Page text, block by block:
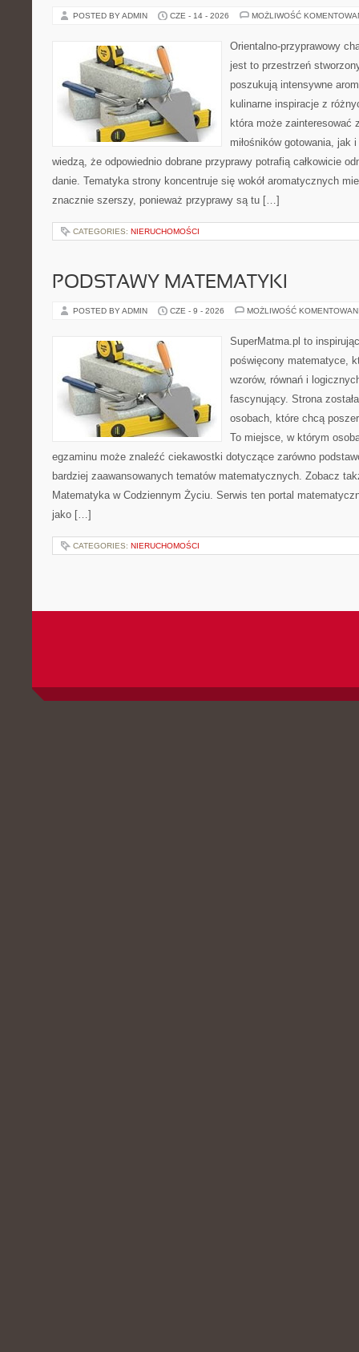
POSTED BY ADMIN CZE - 14 - 2026 MOŻLIWOŚĆ
Orientalno-przyprawowy
jest to przestrzeń
poszukują intensywne
kulinarne inspiracje z
która może zainteresować
miłośników gotowania, jak
wiedzą, że odpowiednio dobrane przyprawy potrafią całkowicie
danie. Tematyka strony koncentruje się wokół aromatycznych
znacznie szerszy, ponieważ przyprawy są tu […]
CATEGORIES: NIERUCHOMOŚCI
PODSTAWY MATEMATYKI
POSTED BY ADMIN CZE - 9 - 2026 MOŻLIWOŚĆ
SuperMatma.pl to
poświęcony matematyce,
wzorów, równań i
fascynujący. Strona
osobach, które chcą
To miejsce, w którym
egzaminu może znaleźć ciekawostki dotyczące zarówno
bardziej zaawansowanych tematów matematycznych. Zobacz
Matematyka w Codziennym Życiu. Serwis ten portal
jako […]
CATEGORIES: NIERUCHOMOŚCI